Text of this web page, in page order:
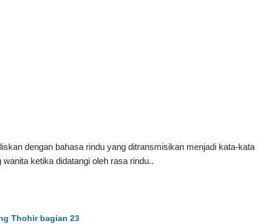
dengan bahasa rindu yang ditransmisikan menjadi kata-kata
ketika didatangi oleh rasa rindu..
Thohir bagian 23